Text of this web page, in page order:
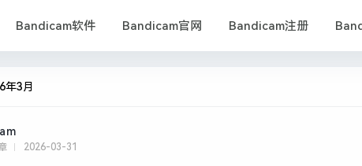
Bandicam软件 Bandicam官网 Bandicam注册
年3月
2026-03-31